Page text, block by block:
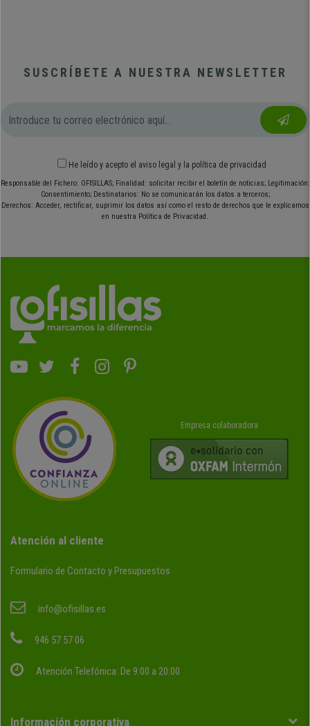
SUSCRÍBETE A NUESTRA NEWSLETTER
He leído y acepto el aviso legal y la política de privacidad
Responsable del Fichero: OFISILLAS; Finalidad: solicitar recibir el boletín de noticias; Legitimación:
Consentimiento; Destinatarios: No se comunicarán los datos a terceros;
Derechos: Acceder, rectificar, suprimir los datos así como el resto de derechos que le explicamos
en nuestra Política de Privacidad.
Empresa colaboradora
Atención al cliente
Formulario de Contacto y Presupuestos
info@ofisillas.es
946 57 57 06
Atención Telefónica: De 9:00 a 20:00
Información corporativa